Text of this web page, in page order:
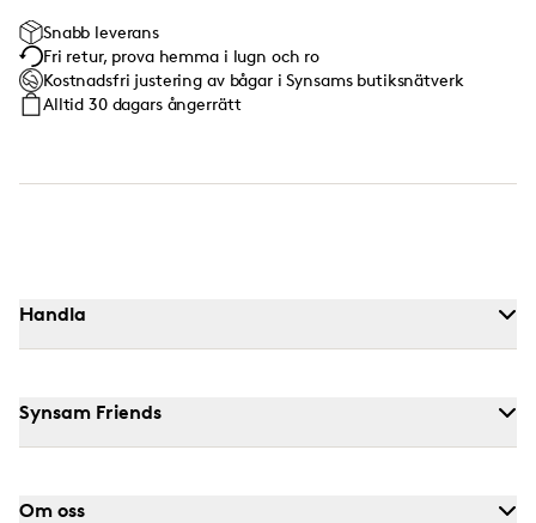
Snabb leverans
Fri retur, prova hemma i lugn och ro
Kostnadsfri justering av bågar i Synsams butiksnätverk
Alltid 30 dagars ångerrätt
Handla
Synsam Friends
Om oss